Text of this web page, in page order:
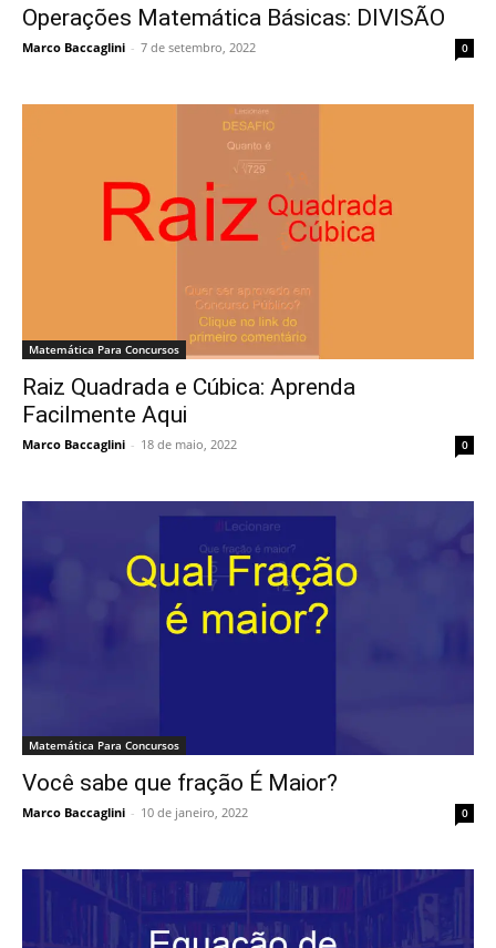
Operações Matemática Básicas: DIVISÃO
Marco Baccaglini - 7 de setembro, 2022 0
Matemática Para Concursos
Raiz Quadrada e Cúbica: Aprenda
Facilmente Aqui
Marco Baccaglini - 18 de maio, 2022 0
Matemática Para Concursos
Você sabe que fração É Maior?
Marco Baccaglini - 10 de janeiro, 2022 0